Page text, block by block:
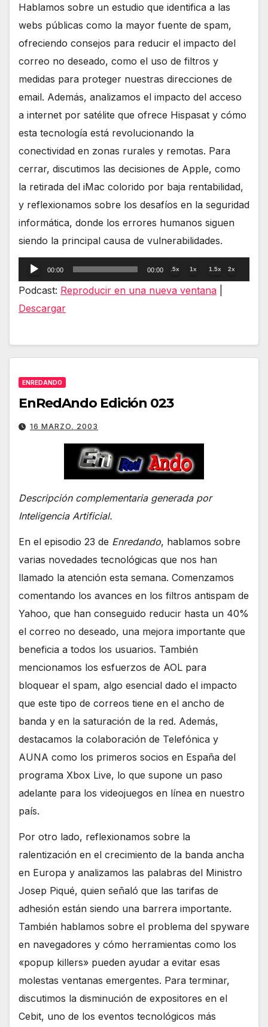
Hablamos sobre un estudio que identifica a las
webs públicas como la mayor fuente de spam,
ofreciendo consejos para reducir el impacto del
correo no deseado, como el uso de filtros y
medidas para proteger nuestras direcciones de
email. Además, analizamos el impacto del acceso
a internet por satélite que ofrece Hispasat y cómo
esta tecnología está revolucionando la
conectividad en zonas rurales y remotas. Para
cerrar, discutimos las decisiones de Apple, como
la retirada del iMac colorido por baja rentabilidad,
y reflexionamos sobre los desafíos en la seguridad
informática, donde los errores humanos siguen
siendo la principal causa de vulnerabilidades.
Reproductor
de
audio
00:00 00:00 .5x 1x 1.5x 2x
Podcast: Reproducir en una nueva ventana
Descargar
ENREDANDO
EnRedAndo Edición 023
16 MARZO, 2003
Descripción complementaria generada por
Inteligencia Artificial.
En el episodio 23 de Enredando, hablamos sobre
varias novedades tecnológicas que nos han
llamado la atención esta semana. Comenzamos
comentando los avances en los filtros antispam de
Yahoo, que han conseguido reducir hasta un 40%
el correo no deseado, una mejora importante que
beneficia a todos los usuarios. También
mencionamos los esfuerzos de AOL para
bloquear el spam, algo esencial dado el impacto
que este tipo de correos tiene en el ancho de
banda y en la saturación de la red. Además,
destacamos la colaboración de Telefónica y
AUNA como los primeros socios en España del
programa Xbox Live, lo que supone un paso
adelante para los videojuegos en línea en nuestro
país.
Por otro lado, reflexionamos sobre la
ralentización en el crecimiento de la banda ancha
en Europa y analizamos las palabras del Ministro
Josep Piqué, quien señaló que las tarifas de
adhesión están siendo una barrera importante.
También hablamos sobre el problema del spyware
en navegadores y cómo herramientas como los
«popup killers» pueden ayudar a evitar esas
molestas ventanas emergentes. Para terminar,
discutimos la disminución de expositores en el
Cebit, uno de los eventos tecnológicos más